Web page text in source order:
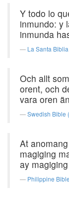
Y todo lo
inmundo: y
inmunda
La Santa
Och allt
orent, och
vara oren
Swedish Bible
At
magiging
ay
Philippine